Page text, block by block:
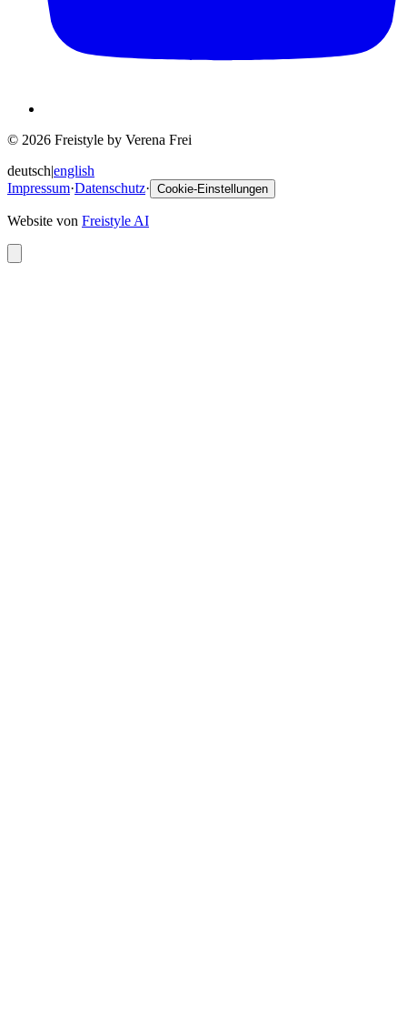
© 2026 Freistyle by Verena Frei
deutsch|english
Impressum·Datenschutz· Cookie-Einstellungen
Website von Freistyle AI